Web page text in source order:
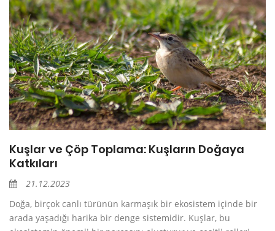
Kuşlar ve Çöp Toplama: Kuşların Doğaya
Katkıları
21.12.2023
Doğa, birçok canlı türünün karmaşık bir ekosistem içinde bir
arada yaşadığı harika bir denge sistemidir. Kuşlar, bu